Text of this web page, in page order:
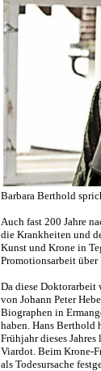
Barbara Berthold
Auch fast 200 Jahre
die Krankheiten und
Kunst und Krone in
Promotionsarbeit über
Da diese Doktorarbeit
von Johann Peter
Biographen in
haben. Hans Berthold
Frühjahr dieses
Viardot. Beim Krone-
als Todesursache